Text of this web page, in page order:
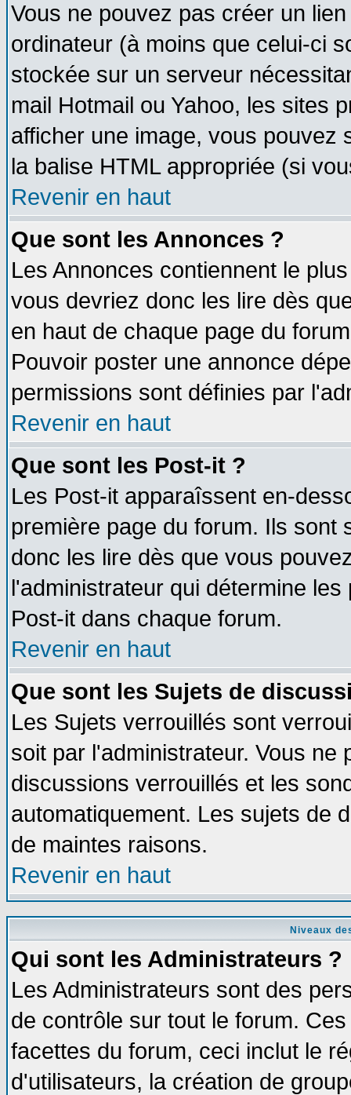
Vous ne pouvez pas créer un
ordinateur (à moins que celui-ci
stockée sur un serveur
mail Hotmail ou Yahoo, les sites
afficher une image, vous pouvez
la balise HTML appropriée (si
Revenir en haut
Que sont les Annonces ?
Les Annonces contiennent le
vous devriez donc les lire dès
en haut de chaque page du
Pouvoir poster une annonce
permissions sont définies par
Revenir en haut
Que sont les Post-it ?
Les Post-it apparaîssent en-
première page du forum. Ils
donc les lire dès que vous
l'administrateur qui détermine
Post-it dans chaque forum.
Revenir en haut
Que sont les Sujets de
Les Sujets verrouillés sont
soit par l'administrateur. Vous
discussions verrouillés et les
automatiquement. Les sujets de
de maintes raisons.
Revenir en haut
Niveaux
Qui sont les Administrateurs ?
Les Administrateurs sont des
de contrôle sur tout le forum.
facettes du forum, ceci inclut le
d'utilisateurs, la création de